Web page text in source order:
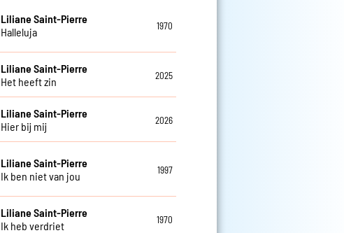
Liliane Saint-Pierre
Halleluja
1970
Liliane Saint-Pierre
Het heeft zin
2025
Liliane Saint-Pierre
Hier bij mij
2026
Liliane Saint-Pierre
Ik ben niet van jou
1997
Liliane Saint-Pierre
Ik heb verdriet
1970